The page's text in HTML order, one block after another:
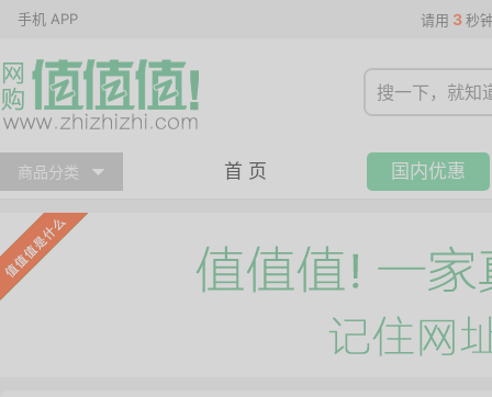
手机 APP 请用 3 秒
商品分类 首 页 国内优惠